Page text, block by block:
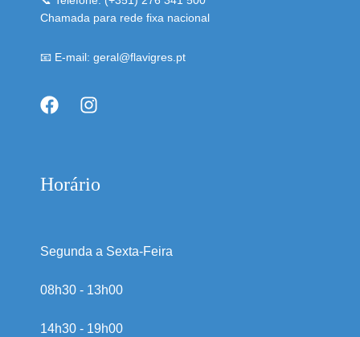
Chamada para rede fixa nacional
📧 E-mail: geral@flavigres.pt
Horário
Segunda a Sexta-Feira
08h30 - 13h00
14h30 - 19h00